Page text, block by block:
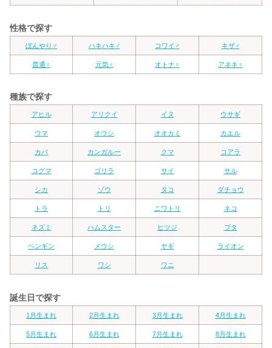
性格で探す
ぼんやり♂ ハキハキ♂ コワイ♂ キザ♂
普通♀ 元気♀ オトナ♀ アネキ♀
種族で探す
アヒル アリクイ イヌ ウサギ
ウマ オウシ オオカミ カエル
カバ カンガルー クマ コアラ
コグマ ゴリラ サイ サル
シカ ゾウ タコ ダチョウ
トラ トリ ニワトリ ネコ
ネズミ ハムスター ヒツジ ブタ
ペンギン メウシ ヤギ ライオン
リス ワシ ワニ
誕生日で探す
1月生まれ 2月生まれ 3月生まれ 4月生まれ
5月生まれ 6月生まれ 7月生まれ 8月生まれ